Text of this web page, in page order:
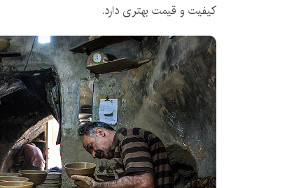
کیفیت و قیمت بهتری دارد.